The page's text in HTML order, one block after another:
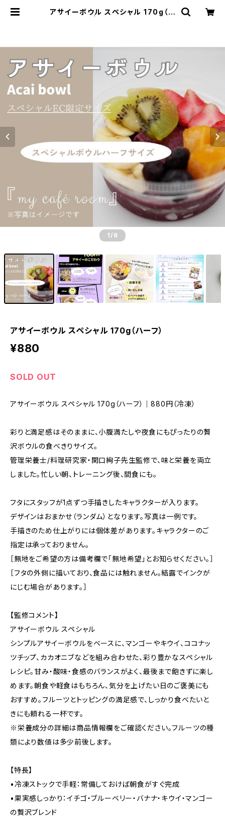
アサイーボウル スペシャル 170g（ハ
1 /6
アサイーボウル スペシャル 170g（ハーフ）
¥880
SOLD OUT
アサイーボウル スペシャル 170g（ハーフ）｜880円（冷凍）
彩りと満足感はそのままに、小腹満たしや夜食にもぴったりの贅
沢ボウルの食べきりサイズ。
管理栄養士/料理研究家・関口絢子先生監修で、味と栄養を両立
しました。忙しい朝、トレーニング後、間食にも。
フタにスタッフが1点ずつ手描きしたキャラクターが入ります。
デザインはおまかせ（ランダム）となります。写真は一例です。
手描きのため仕上がりには個体差があります。キャラクターのご
指定は承っておりません。
［無地をご希望の方は備考欄で「無地希望」とお知らせください。］
［フタの外側に描いており、食品には触れません。結露でインクが
にじむ場合があります。］
【監修コメント】
アサイーボウル スペシャル
シンプルアサイーボウルをベースに、マンゴーやキウイ、ココナッ
ツチップ、カカオニブなどを組み合わせた、彩り豊かなスペシャル
レシピ。甘み・酸味・食感のバランスがよく、最後まで飽きずに楽し
めます。朝食や軽食はもちろん、気分を上げたい日のご褒美にも
おすすめ。フルーツとトッピングの満足感で、しっかり食べたいと
きにも頼れる一杯です。
※栄養成分の詳細は商品情報欄をご確認ください。フルーツの種
類により数値は多少前後します。
【特長】
•冷凍ストックで手軽：常備しておけば朝食がすぐ完成
•果実感しっかり：イチゴ・ブルーベリー・バナナ・キウイ・マンゴー
の贅沢ブレンド